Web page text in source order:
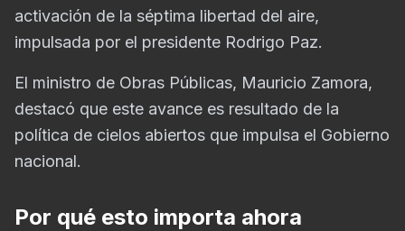
activación de la séptima libertad del aire,
impulsada por el presidente Rodrigo Paz.
El ministro de Obras Públicas, Mauricio Zamora,
destacó que este avance es resultado de la
política de cielos abiertos que impulsa el Gobierno
nacional.
Por qué esto importa ahora